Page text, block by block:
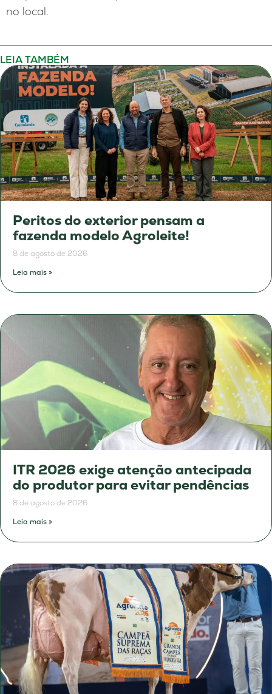
no local.
LEIA TAMBÉM
Peritos do exterior pensam a
fazenda modelo Agroleite!
8 de agosto de 2026
Leia mais »
ITR 2026 exige atenção antecipada
do produtor para evitar pendências
8 de agosto de 2026
Leia mais »